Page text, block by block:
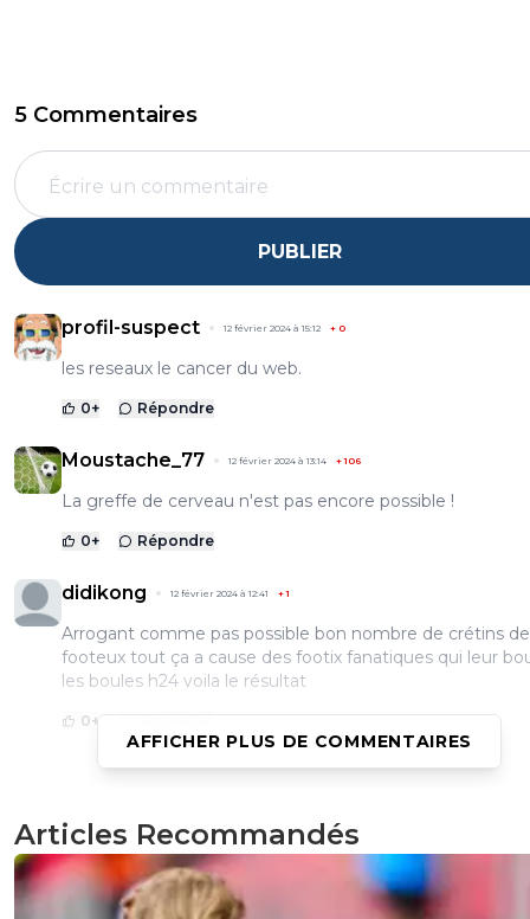
5 Commentaires
PUBLIER
profil-suspect 12 février 2024 à 15:12 + 0
les reseaux le cancer du web.
0+ Répondre
Moustache_77 12 février 2024 à 13:14 +106
La greffe de cerveau n'est pas encore possible !
0+ Répondre
didikong 12 février 2024 à 12:41 +1
Arrogant comme pas possible bon nombre de crétins
footeux tout ça a cause des footix fanatiques qui leur
les boules h24 voila le résultat
0+ Répondre
Et il est capitaine ou vice-capitaine...
0+ Répondre
AFFICHER PLUS DE COMMENTAIRES
Articles Recommandés